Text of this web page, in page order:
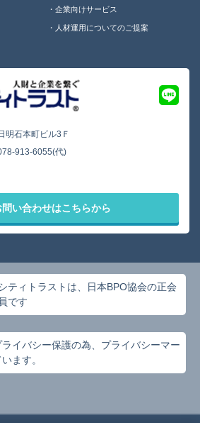
明石本町ビル3Ｆ
913-6055(代)
問い合わせはこちらから
企業向けサービス
人材運用についてのご提案
ティトラストは、日本BPO協会の正会
員です
イバシー保護の為、プライバシーマー
ます。